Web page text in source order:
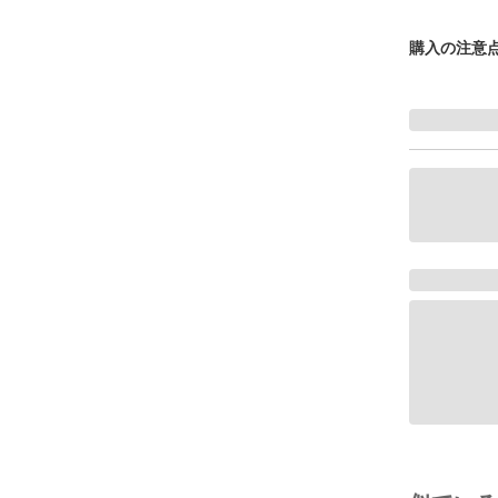
購入の注意